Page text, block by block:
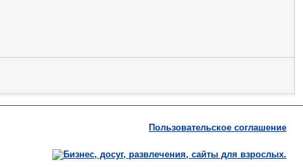
Пользовательское соглашение